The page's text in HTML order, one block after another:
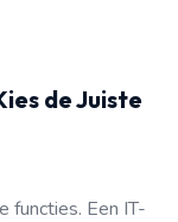
de Juiste
functies. Een IT-